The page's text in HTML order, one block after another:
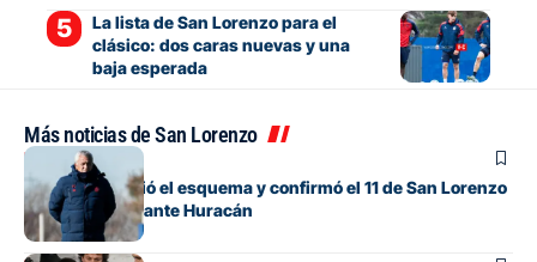
La lista de San Lorenzo para el
clásico: dos caras nuevas y una
baja esperada
Más noticias de San Lorenzo
Fútbol
Gorosito cambió el esquema y confirmó el 11 de San Lorenzo
para el clásico ante Huracán